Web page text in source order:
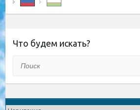
Что будем искать?